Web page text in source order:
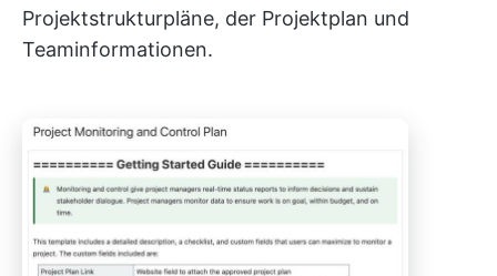
Projektstrukturpläne, der Projektplan und
Teaminformationen.